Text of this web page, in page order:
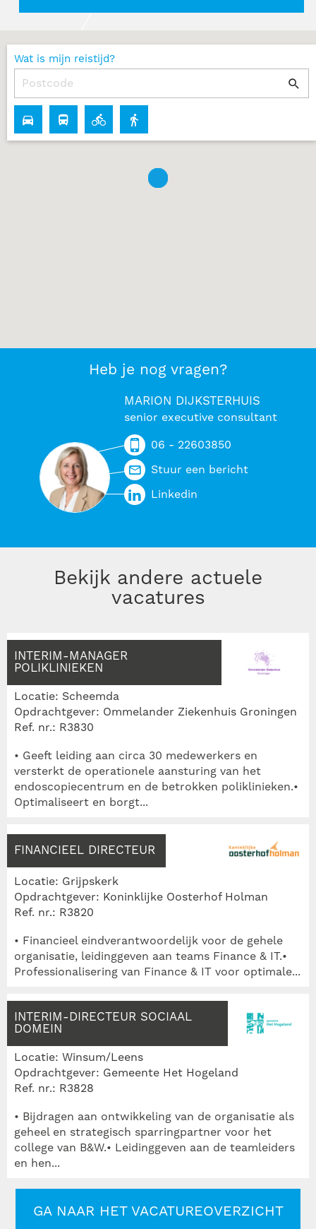
Wat is mijn reistijd?
Heb je nog vragen?
MARION DIJKSTERHUIS
senior executive consultant
06 - 22603850
Stuur een bericht
Linkedin
Bekijk andere actuele
vacatures
INTERIM-MANAGER
POLIKLINIEKEN
Locatie: Scheemda
Opdrachtgever: Ommelander Ziekenhuis Groningen
Ref. nr.: R3830
• Geeft leiding aan circa 30 medewerkers en
versterkt de operationele aansturing van het
endoscopiecentrum en de betrokken poliklinieken.•
Optimaliseert en borgt...
FINANCIEEL DIRECTEUR
Locatie: Grijpskerk
Opdrachtgever: Koninklijke Oosterhof Holman
Ref. nr.: R3820
• Financieel eindverantwoordelijk voor de gehele
organisatie, leidinggeven aan teams Finance & IT.•
Professionalisering van Finance & IT voor optimale...
INTERIM-DIRECTEUR SOCIAAL
DOMEIN
Locatie: Winsum/Leens
Opdrachtgever: Gemeente Het Hogeland
Ref. nr.: R3828
• Bijdragen aan ontwikkeling van de organisatie als
geheel en strategisch sparringpartner voor het
college van B&W.• Leidinggeven aan de teamleiders
en hen...
GA NAAR HET VACATUREOVERZICHT